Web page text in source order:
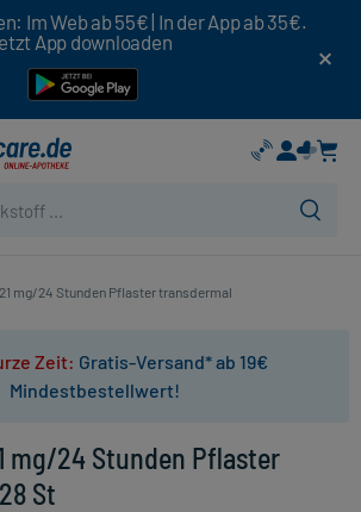
Im Web ab 55€ | In der App ab 35€.
App downloaden
mg/24 Stunden Pflaster transdermal
Zeit: Gratis-Versand* ab 19€
Mindestbestellwert!
mg/24 Stunden Pflaster
St